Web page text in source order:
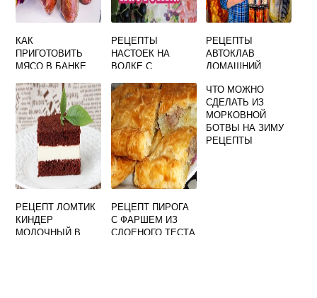
КАК
ПРИГОТОВИТЬ
МЯСО В БАНКЕ
РЕЦЕПТЫ
НАСТОЕК НА
ВОДКЕ С
ДОМАШНИХ
УСЛОВИЯХ
РЕЦЕПТЫ
АВТОКЛАВ
ДОМАШНИЙ
ПРИГОТОВЛЕНИЯ
РЕЦЕПТ ЛОМТИК
КИНДЕР
МОЛОЧНЫЙ В
РЕЦЕПТ ПИРОГА
С ФАРШЕМ ИЗ
СЛОЕНОГО ТЕСТА
ЧТО МОЖНО
СДЕЛАТЬ ИЗ
МОРКОВНОЙ
БОТВЫ НА ЗИМУ
РЕЦЕПТЫ